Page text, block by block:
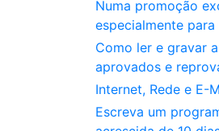
Numa promoção
especialmente
Como ler e gravar
aprovados e
Internet, Rede e E-
Escreva um